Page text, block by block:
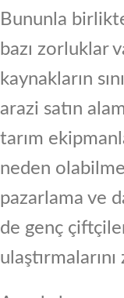
Bununla
bazı zorluklar
kaynakların
arazi satın
tarım
neden
pazarlama ve
de genç